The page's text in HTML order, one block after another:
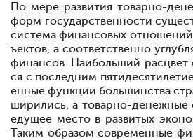
По мере развития товарно-
форм государственности
система финансовых
ъектов, а соответственно
финансов. Наибольший расцвет
ся с последним
енные функции большинства
ширились, а товарно-денежные
едущее место в развитых
Таким образом современные